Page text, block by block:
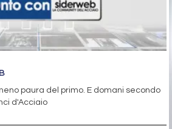
paura del primo. E domani secondo
d'Acciaio